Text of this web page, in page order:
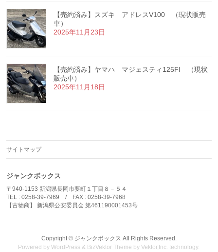
【売約済み】スズキ アドレスV100 （現状販売
車）
2025年11月23日
【売約済み】ヤマハ マジェスティ125FI （現状
販売車）
2025年11月18日
サイトマップ
ジャンクボックス
〒940-1153 新潟県長岡市要町１丁目８－５４
TEL : 0258-39-7969 / FAX : 0258-39-7968
【古物商】 新潟県公安委員会 第461190001453号
Copyright © ジャンクボックス All Rights Reserved.
Powered byWordPress & BizVektor Theme byVektor,Inc. technology.